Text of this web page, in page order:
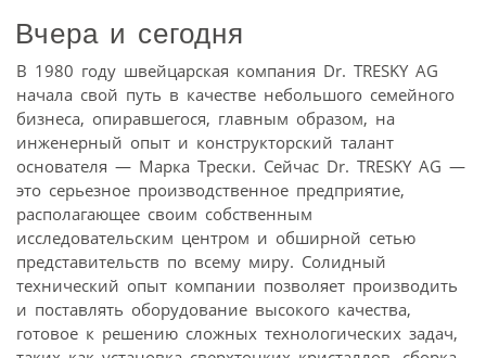
Вчера и сегодня
В 1980 году швейцарская компания Dr. TRESKY AG
начала свой путь в качестве небольшого семейного
бизнеса, опиравшегося, главным образом, на
инженерный опыт и конструкторский талант
основателя — Марка Трески. Сейчас Dr. TRESKY AG —
это серьезное производственное предприятие,
располагающее своим собственным
исследовательским центром и обширной сетью
представительств по всему миру. Солидный
технический опыт компании позволяет производить
и поставлять оборудование высокого качества,
готовое к решению сложных технологических задач,